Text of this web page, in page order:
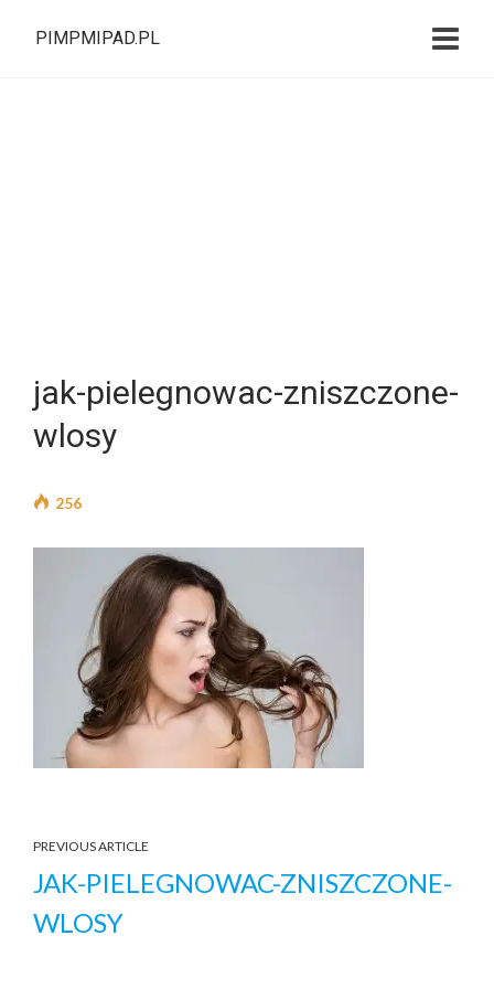
PIMPMIPAD.PL
jak-pielegnowac-zniszczone-
wlosy
256
PREVIOUS ARTICLE
JAK-PIELEGNOWAC-ZNISZCZONE-
WLOSY